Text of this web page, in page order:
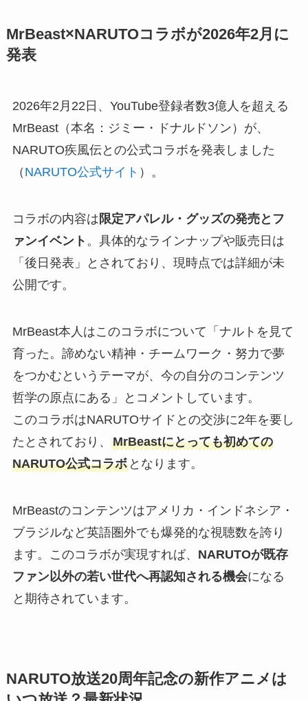
MrBeast×NARUTOコラボが2026年2月に
発表
2026年2月22日、YouTube登録者数3億人を超える
MrBeast（本名：ジミー・ドナルドソン）が、
NARUTO疾風伝との公式コラボを発表しました
（ NARUTO公式サイト ）。
コラボの内容は 限定アパレル・グッズの発売とフ
ァンイベント 。具体的なラインナップや販売日は
「後日発表」とされており、現時点では詳細が未
公開です。
MrBeast本人はこのコラボについて「ナルトを見て
育った。諦めない精神・チームワーク・努力で夢
をつかむというテーマが、今の自分のコンテンツ
哲学の原点にある」とコメントしています。
このコラボはNARUTOサイドとの交渉に2年を要し
たとされており、 MrBeastにとっても初めての
NARUTO公式コラボとなります。
MrBeastのコンテンツはアメリカ・インドネシア・
ブラジルなど英語圏外でも爆発的な視聴数を誇り
ます。このコラボが実現すれば、 NARUTOが既存
ファン以外の若い世代へ再認知される機会になる
と期待されています。
NARUTO放送20周年記念の新作アニメは